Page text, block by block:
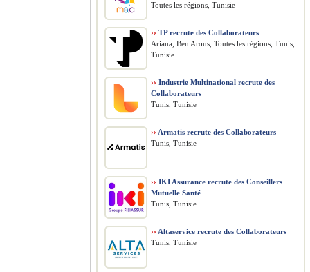
Toutes les régions, Tunisie
›› TP recrute des Collaborateurs
Ariana, Ben Arous, Toutes les régions, Tunis,
Tunisie
›› Industrie Multinational recrute des
Collaborateurs
Tunis, Tunisie
›› Armatis recrute des Collaborateurs
Tunis, Tunisie
›› IKI Assurance recrute des Conseillers
Mutuelle Santé
Tunis, Tunisie
›› Altaservice recrute des Collaborateurs
Tunis, Tunisie